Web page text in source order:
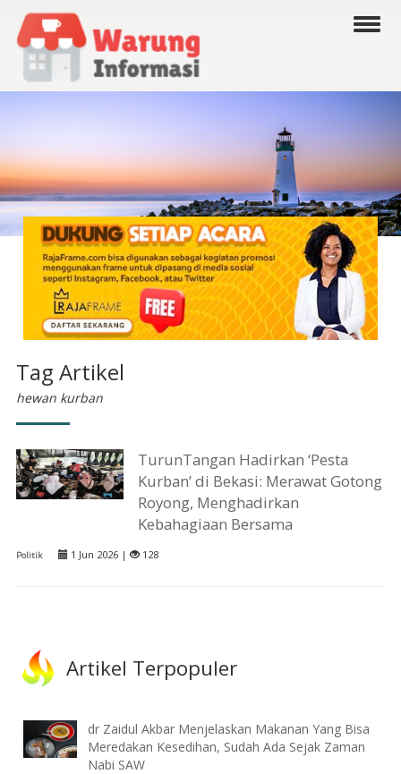
Tag Artikel
hewan kurban
TurunTangan Hadirkan ‘Pesta
Kurban’ di Bekasi: Merawat Gotong
Royong, Menghadirkan
Kebahagiaan Bersama
Politik 1 Jun 2026 | 128
Artikel Terpopuler
dr Zaidul Akbar Menjelaskan Makanan Yang Bisa
Meredakan Kesedihan, Sudah Ada Sejak Zaman
Nabi SAW